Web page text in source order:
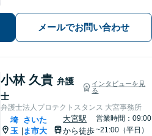
メールでお問い合わせ
小林 久貴 弁護
士
インタビューを見
る
弁護士法人プロテクトスタンス 大宮事務所
埼
玉
さいた
ま市大
大宮駅
から徒歩
営業時間：09:00
~21:00（平日）